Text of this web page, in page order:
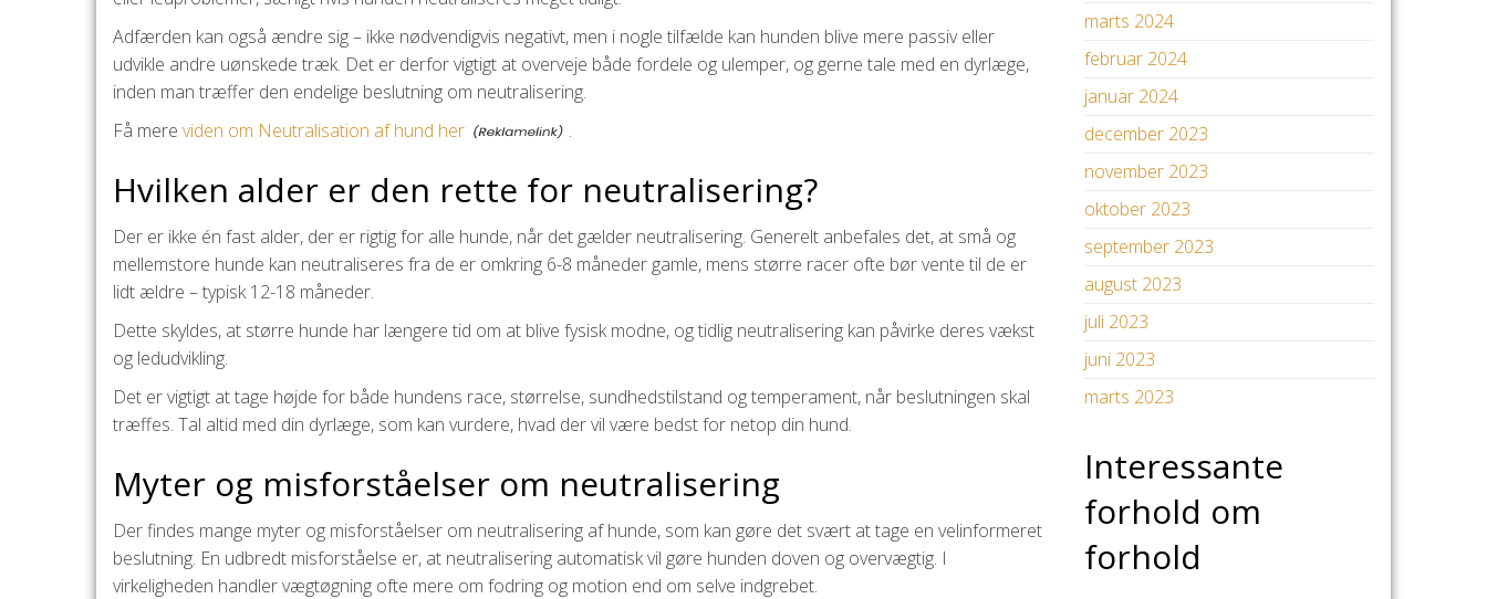
Adfærden kan også ændre sig – ikke nødvendigvis negativt, men i nogle tilfælde kan hunden blive mere passiv eller
udvikle andre uønskede træk. Det er derfor vigtigt at overveje både fordele og ulemper, og gerne tale med en dyrlæge,
inden man træffer den endelige beslutning om neutralisering.
Få mere viden om Neutralisation af hund her .
Hvilken alder er den rette for neutralisering?
Der er ikke én fast alder, der er rigtig for alle hunde, når det gælder neutralisering. Generelt anbefales det, at små og
mellemstore hunde kan neutraliseres fra de er omkring 6-8 måneder gamle, mens større racer ofte bør vente til de er
lidt ældre – typisk 12-18 måneder.
Dette skyldes, at større hunde har længere tid om at blive fysisk modne, og tidlig neutralisering kan påvirke deres vækst
og ledudvikling.
Det er vigtigt at tage højde for både hundens race, størrelse, sundhedstilstand og temperament, når beslutningen skal
træffes. Tal altid med din dyrlæge, som kan vurdere, hvad der vil være bedst for netop din hund.
Myter og misforståelser om neutralisering
Der findes mange myter og misforståelser om neutralisering af hunde, som kan gøre det svært at tage en velinformeret
beslutning. En udbredt misforståelse er, at neutralisering automatisk vil gøre hunden doven og overvægtig. I
virkeligheden handler vægtøgning ofte mere om fodring og motion end om selve indgrebet.
marts 2024
februar 2024
januar 2024
december 2023
november 2023
oktober 2023
september 2023
august 2023
juli 2023
juni 2023
marts 2023
Interessante
forhold om
forhold